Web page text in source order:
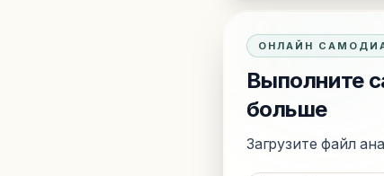
ОНЛАЙН
Выполните
больше
Загрузите файл